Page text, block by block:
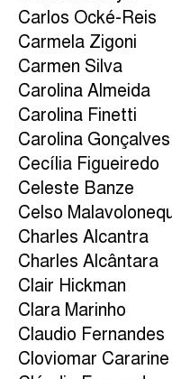
Carlos Ocké-Reis
Carmela Zigoni
Carmen Silva
Carolina Almeida
Carolina Finetti
Carolina Gonçalves
Cecília Figueiredo
Celeste Banze
Celso
Charles Alcantra
Charles Alcântara
Clair Hickman
Clara Marinho
Claudio Fernandes
Cloviomar Cararine